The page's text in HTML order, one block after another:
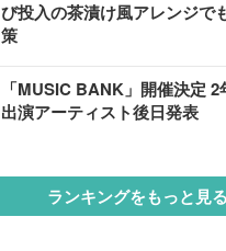
び投入の茶漬け風アレンジで
策
「MUSIC BANK」開催決定
出演アーティスト後日発表
ランキングをもっと見る